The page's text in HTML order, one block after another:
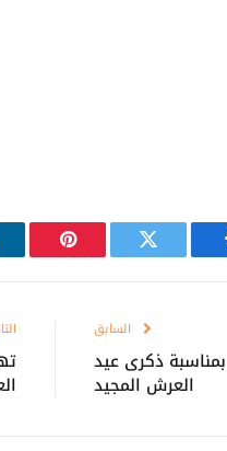
تويتر
السابق
ذكرى عيد
العرش المجيد